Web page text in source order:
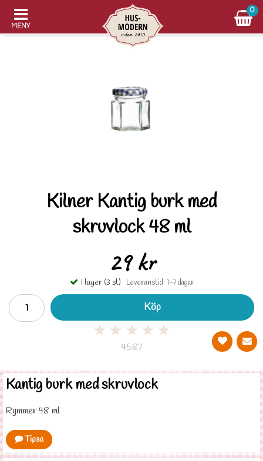
MENY
0
Kilner Kantig burk med
skruvlock 48 ml
29 kr
I lager (3 st) Leveranstid: 1-7 dagar
Köp
★ ★ ★ ★ ★
4587
Kantig burk med skruvlock
Rymmer 48 ml
Tipsa